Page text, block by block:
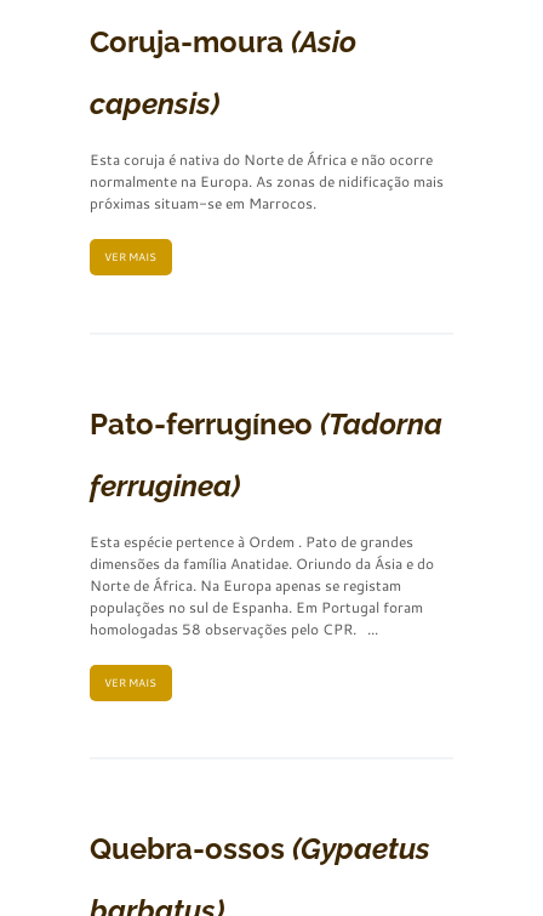
Coruja-moura (Asio
capensis)
Esta coruja é nativa do Norte de África e não ocorre
normalmente na Europa. As zonas de nidificação mais
próximas situam-se em Marrocos.
VER MAIS
Pato-ferrugíneo (Tadorna
ferruginea)
Esta espécie pertence à Ordem . Pato de grandes
dimensões da família Anatidae. Oriundo da Ásia e do
Norte de África. Na Europa apenas se registam
populações no sul de Espanha. Em Portugal foram
homologadas 58 observações pelo CPR. ...
VER MAIS
Quebra-ossos (Gypaetus